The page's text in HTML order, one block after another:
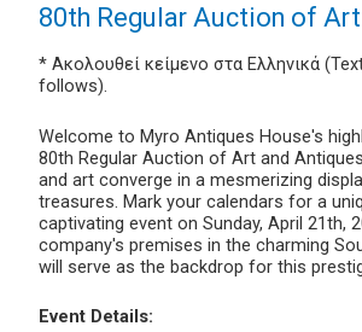
80th Regular Auction of
* Ακολουθεί κείμενο στα Ελληνικά
follows).
Welcome to Myro Antiques House's
80th Regular Auction of Art and
and art converge in a mesmerizing
treasures. Mark your calendars for a
captivating event on Sunday, April 21th,
company's premises in the charming
will serve as the backdrop for this
Event Details: